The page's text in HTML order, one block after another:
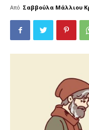
Από Σαββούλα Μάλλιου